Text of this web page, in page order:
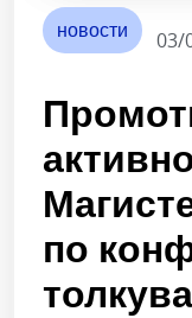
новости 03/
по